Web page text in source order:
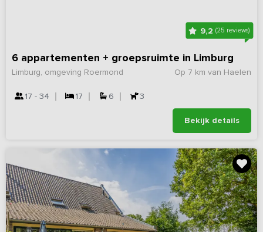
9,2 (25 reviews)
6 appartementen + groepsruimte in Limburg
Op 7 km van Haelen
Limburg, omgeving Roermond
17 - 34 17 6 3
Bekijk details